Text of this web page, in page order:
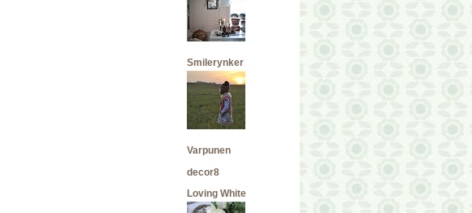
Smilerynker
Varpunen
decor8
Loving White